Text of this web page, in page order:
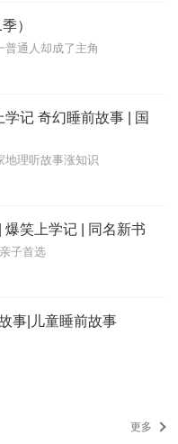
）
普通人却成了主角
记 奇幻睡前故事 | 国
地理听故事涨知识
笑上学记 | 同名新书
子首选
事|儿童睡前故事
更多